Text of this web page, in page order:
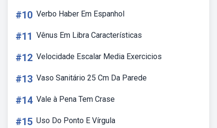
#10 Verbo Haber Em Espanhol
#11 Vênus Em Libra Características
#12 Velocidade Escalar Media Exercicios
#13 Vaso Sanitário 25 Cm Da Parede
#14 Vale à Pena Tem Crase
#15 Uso Do Ponto E Vírgula